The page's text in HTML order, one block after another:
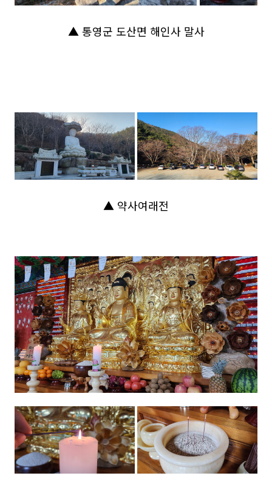
▲ 통영군 도산면 해인사 말사
▲ 약사여래전